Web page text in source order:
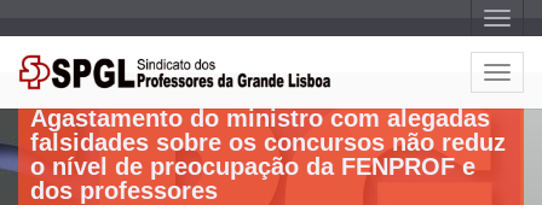
A
l
t
e
r
r
n
A
l
e
Artigo:
Agastamento do ministro com alegadas
falsidades sobre os concursos não reduz
o nível de preocupação da FENPROF e
dos professores